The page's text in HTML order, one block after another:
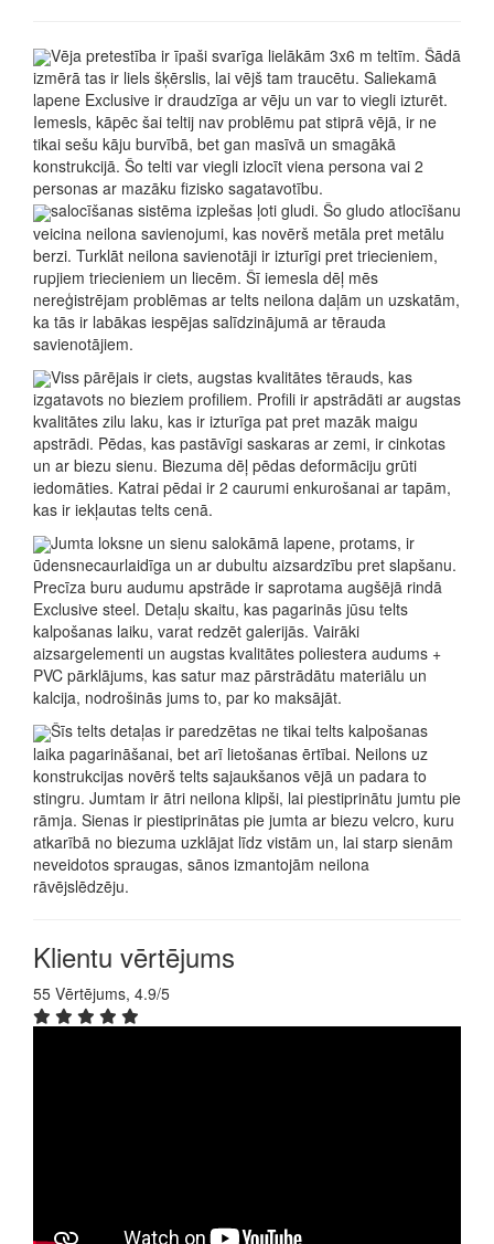
Vēja pretestība ir īpaši svarīga lielākām 3x6 m teltīm. Šādā
izmērā tas ir liels šķērslis, lai vējš tam traucētu. Saliekamā
lapene Exclusive ir draudzīga ar vēju un var to viegli izturēt.
Iemesls, kāpēc šai teltij nav problēmu pat stiprā vējā, ir ne
tikai sešu kāju burvībā, bet gan masīvā un smagākā
konstrukcijā. Šo telti var viegli izlocīt viena persona vai 2
personas ar mazāku fizisko sagatavotību.
salocīšanas sistēma izplešas ļoti gludi. Šo gludo atlocīšanu
veicina neilona savienojumi, kas novērš metāla pret metālu
berzi. Turklāt neilona savienotāji ir izturīgi pret triecieniem,
rupjiem triecieniem un liecēm. Šī iemesla dēļ mēs
nereģistrējam problēmas ar telts neilona daļām un uzskatām,
ka tās ir labākas iespējas salīdzinājumā ar tērauda
savienotājiem.
Viss pārējais ir ciets, augstas kvalitātes tērauds, kas
izgatavots no bieziem profiliem. Profili ir apstrādāti ar augstas
kvalitātes zilu laku, kas ir izturīga pat pret mazāk maigu
apstrādi. Pēdas, kas pastāvīgi saskaras ar zemi, ir cinkotas
un ar biezu sienu. Biezuma dēļ pēdas deformāciju grūti
iedomāties. Katrai pēdai ir 2 caurumi enkurošanai ar tapām,
kas ir iekļautas telts cenā.
Jumta loksne un sienu salokāmā lapene, protams, ir
ūdensnecaurlaidīga un ar dubultu aizsardzību pret slapšanu.
Precīza buru audumu apstrāde ir saprotama augšējā rindā
Exclusive steel. Detaļu skaitu, kas pagarinās jūsu telts
kalpošanas laiku, varat redzēt galerijās. Vairāki
aizsargelementi un augstas kvalitātes poliestera audums +
PVC pārklājums, kas satur maz pārstrādātu materiālu un
kalcija, nodrošinās jums to, par ko maksājāt.
Šīs telts detaļas ir paredzētas ne tikai telts kalpošanas
laika pagarināšanai, bet arī lietošanas ērtībai. Neilons uz
konstrukcijas novērš telts sajaukšanos vējā un padara to
stingru. Jumtam ir ātri neilona klipši, lai piestiprinātu jumtu pie
rāmja. Sienas ir piestiprinātas pie jumta ar biezu velcro, kuru
atkarībā no biezuma uzklājat līdz vistām un, lai starp sienām
neveidotos spraugas, sānos izmantojām neilona
rāvējslēdzēju.
Klientu vērtējums
55 Vērtējums, 4.9/5